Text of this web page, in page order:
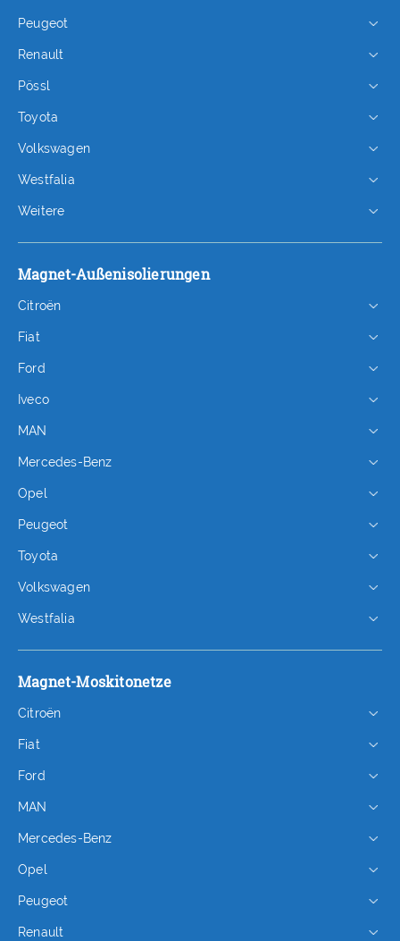
Peugeot
Renault
Pössl
Toyota
Volkswagen
Westfalia
Weitere
Magnet-Außenisolierungen
Citroën
Fiat
Ford
Iveco
MAN
Mercedes-Benz
Opel
Peugeot
Toyota
Volkswagen
Westfalia
Magnet-Moskitonetze
Citroën
Fiat
Ford
MAN
Mercedes-Benz
Opel
Peugeot
Renault